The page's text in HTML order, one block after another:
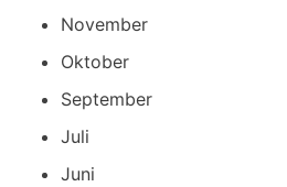
November
Oktober
September
Juli
Juni